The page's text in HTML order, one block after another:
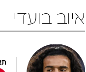
איוב בועדי